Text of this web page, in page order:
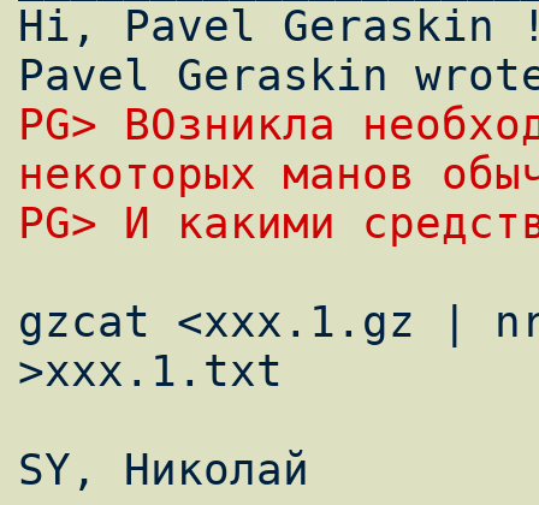
Hi, Pavel Geraskin
PG> ВОзникла
некоторых манов
PG> И какими
gzcat <xxx.1.gz |
>xxx.1.txt
SY, Hиколай